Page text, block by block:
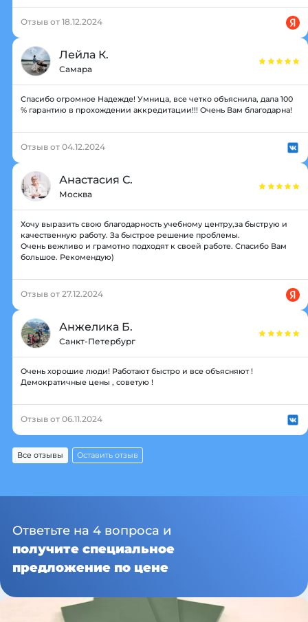
Отзыв от 18.12.2024
Лейла К.
Самара
Спасибо огромное Надежде! Умница, все четко объяснила, дала 100
% гарантию в прохождении аккредитации!!! Очень Вам благодарна!
Отзыв от 04.12.2024
Анастасия С.
Москва
Хочу выразить свою благодарность учебному центру,за быструю и
качественную работу. За быстрое решение проблемы.
Очень вежливо и грамотно подходят к своей работе. Спасибо Вам
большое. Рекомендую)
Отзыв от 27.12.2024
Анжелика Б.
Санкт-Петербург
Очень хорошие люди! Работают быстро и все объясняют !
Демократичные цены , советую !
Отзыв от 06.11.2024
Все отзывы Оставить отзыв
Ответьте на 4 вопроса и
получите специальное
предложение по цене